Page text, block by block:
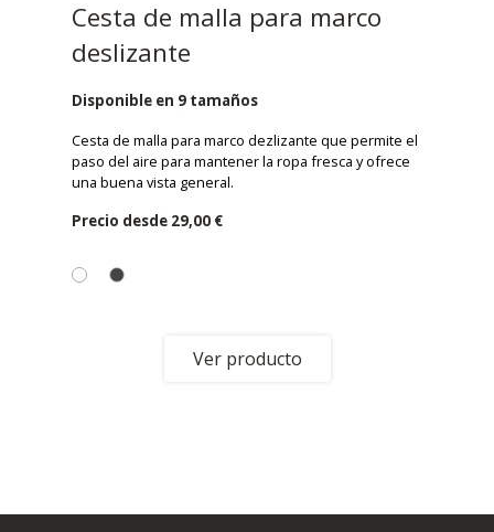
Cesta de malla para marco
deslizante
Disponible en 9 tamaños
Cesta de malla para marco dezlizante que permite el
paso del aire para mantener la ropa fresca y ofrece
una buena vista general.
Precio desde 29,00 €
Ver producto